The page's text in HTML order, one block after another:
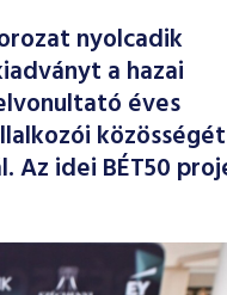
nyolcadik
a hazai
éves
közösségét
Az idei BÉT50